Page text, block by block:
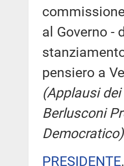
al Governo -
pensiero a
(Applausi
Berlusconi
PRESIDENTE